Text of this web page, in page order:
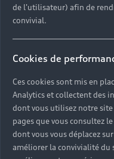
de l'utilisateur) afin de
convivial.
Cookies de
Ces cookies sont mis en
Analytics et collectent des
dont vous utilisez notre
pages que vous consultez
dont vous vous déplacez
améliorer la convivialité du
Headline
Subline
Copy